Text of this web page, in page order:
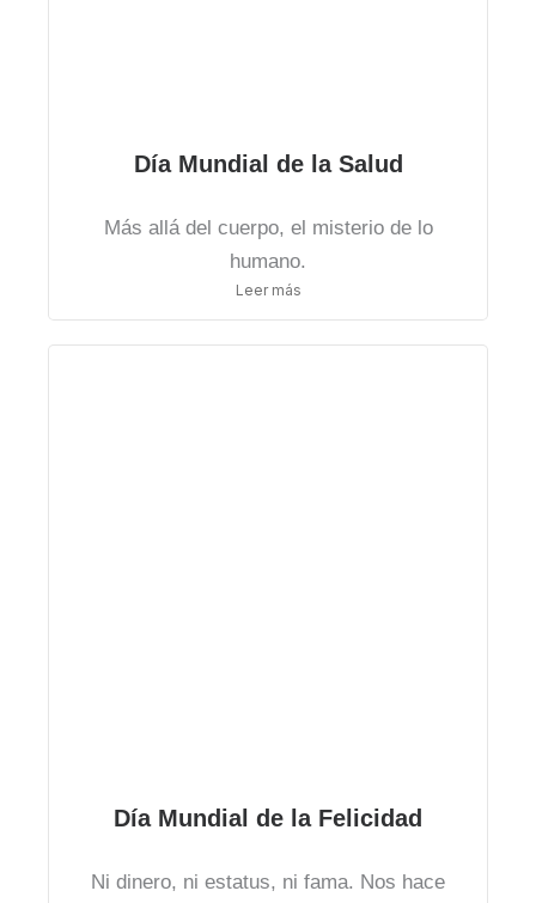
Día Mundial de la Salud
Más allá del cuerpo, el misterio de lo
humano.
Leer más
Día Mundial de la Felicidad
Ni dinero, ni estatus, ni fama. Nos hace